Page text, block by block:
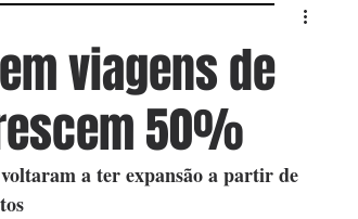
viagens de
50%
a ter expansão a partir de